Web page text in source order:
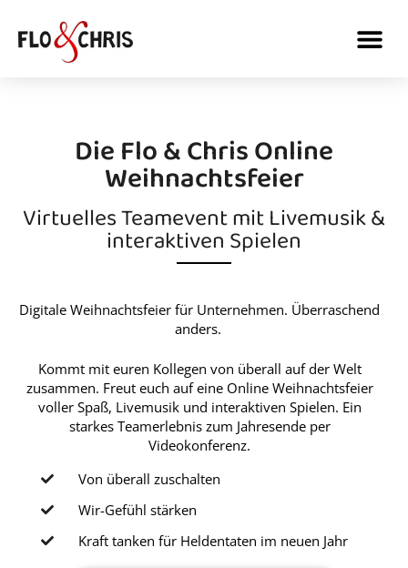
Die Flo & Chris Online
Weihnachtsfeier
Virtuelles Teamevent mit Livemusik &
interaktiven Spielen
Digitale Weihnachtsfeier für Unternehmen. Überraschend
anders.
Kommt mit euren Kollegen von überall auf der Welt
zusammen. Freut euch auf eine Online Weihnachtsfeier
voller Spaß, Livemusik und interaktiven Spielen. Ein
starkes Teamerlebnis zum Jahresende per
Videokonferenz.
Von überall zuschalten
Wir-Gefühl stärken
Kraft tanken für Heldentaten im neuen Jahr